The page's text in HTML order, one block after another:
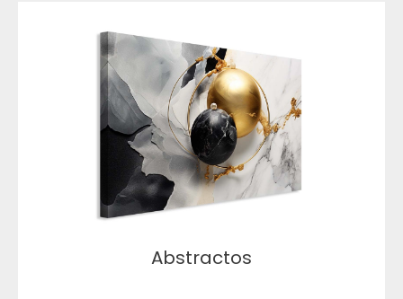
Abstractos